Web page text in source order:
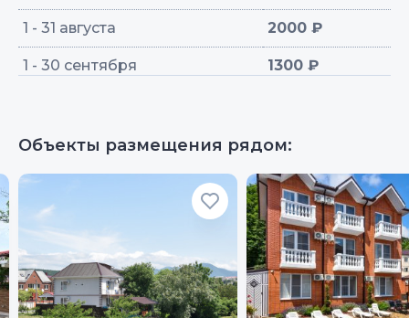
1 - 31 августа 2000 ₽
1 - 30 сентября 1300 ₽
Объекты размещения рядом: